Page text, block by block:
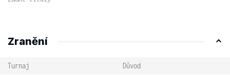
Zranění
Turnaj
Důvod